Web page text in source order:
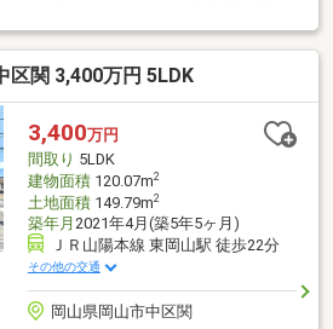
ーム内容：キッチン・浴室・トイレ・
新調・クロス張替え・防蟻処理・外壁
戸、襖、障子張替え・ハウスクリ
ュミレーション》例）借入3280万円
％） 期間35年の場合◎月々125317
用が必要です※上記は8月現時点の金
区関 3,400万円 5LDK
3,400万円
間取り 5LDK
建物面積120.07m2
土地面積149.79m2
築年月 2021年4月(築5年5ヶ月)
ＪＲ山陽本線 東岡山駅 徒歩22分
その他の交通
岡山県岡山市中区関